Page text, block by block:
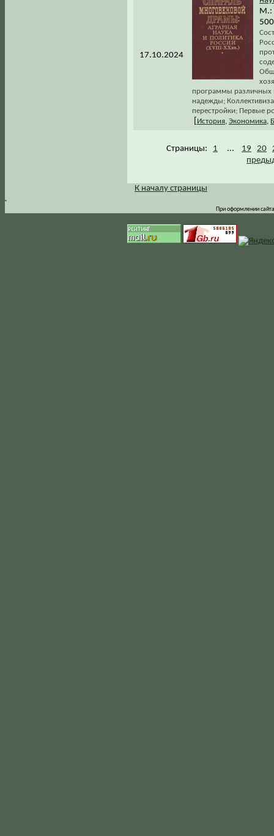
17.10.2024
М.:
программы различных
надежды;
перестройки; Первые
История Экономика
Страницы: 1 ... 19 20
.
К началу страницы
При оформлении